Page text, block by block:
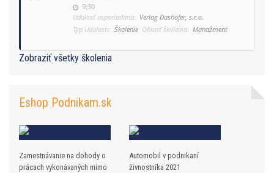
9:30
Udalosť usporiadaná: Verlag Dashöfer, s.r.o.
Typ Udalosti: Školenie Oblasť školenia: Manažment
Zobraziť všetky školenia
Eshop Podnikam.sk
Zamestnávanie na dohody o
prácach vykonávaných mimo
Automobil v podnikaní
živnostníka 2021